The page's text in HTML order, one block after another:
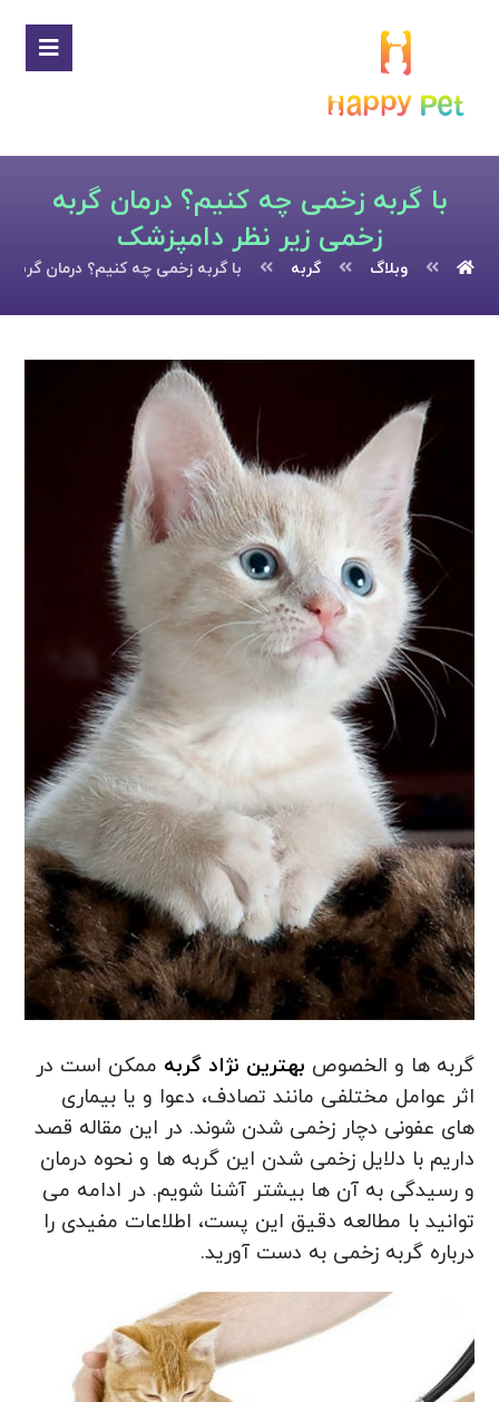
با گربه زخمی چه کنیم؟ درمان گربه
زخمی زیر نظر دامپزشک
وبلاگ گربه با گربه زخمی چه کنیم؟ درمان
گربه ها و الخصوص بهترین نژاد گربه ممکن است در
اثر عوامل مختلفی مانند تصادف، دعوا و یا بیماری
های عفونی دچار زخمی شدن شوند. در این مقاله قصد
داریم با دلایل زخمی شدن این گربه ها و نحوه درمان
و رسیدگی به آن ها بیشتر آشنا شویم. در ادامه می
توانید با مطالعه دقیق این پست، اطلاعات مفیدی را
درباره گربه زخمی به دست آورید.